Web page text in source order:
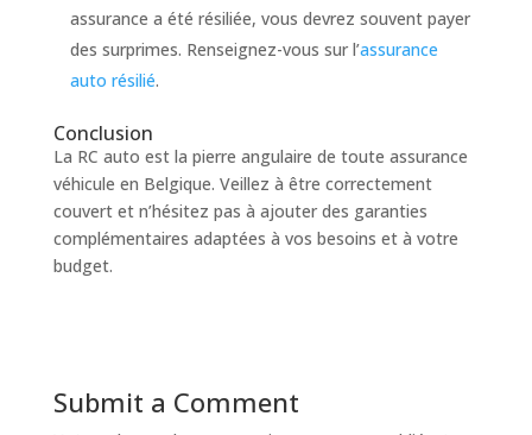
assurance a été résiliée, vous devrez souvent payer
des surprimes. Renseignez-vous sur l’assurance
auto résilié.
Conclusion
La RC auto est la pierre angulaire de toute assurance
véhicule en Belgique. Veillez à être correctement
couvert et n’hésitez pas à ajouter des garanties
complémentaires adaptées à vos besoins et à votre
budget.
Submit a Comment